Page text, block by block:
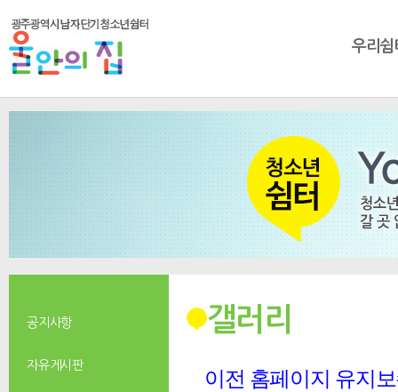
우리쉼
공지사항
자유게시판
갤러리
이전 홈페이지 유지